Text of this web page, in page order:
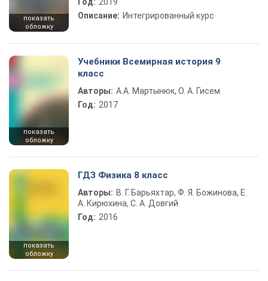
показать
обложку
Описание: Интегрированный курс
показать
обложку
Учебники Всемирная история 9
класс
Авторы: А.А. Мартынюк, О. А. Гисем
Год: 2017
показать
обложку
ГДЗ Физика 8 класс
Авторы: В. Г. Барьяхтар, Ф. Я. Божинова, Е.
А. Кирюхина, С. А. Довгий
Год: 2016